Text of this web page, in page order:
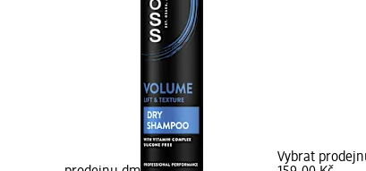
Vybrat